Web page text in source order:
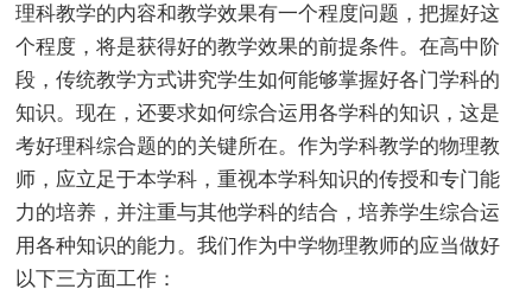
理科教学的内容和教学效果有一个程度问题，把握好这
个程度，将是获得好的教学效果的前提条件。在高中阶
段，传统教学方式讲究学生如何能够掌握好各门学科的
知识。现在，还要求如何综合运用各学科的知识，这是
考好理科综合题的的关键所在。作为学科教学的物理教
师，应立足于本学科，重视本学科知识的传授和专门能
力的培养，并注重与其他学科的结合，培养学生综合运
用各种知识的能力。我们作为中学物理教师的应当做好
以下三方面工作：